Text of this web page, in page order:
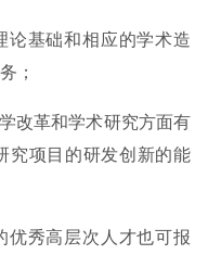
论基础和相应的学术造
；
改革和学术研究方面有
究项目的研发创新的能
优秀高层次人才也可报